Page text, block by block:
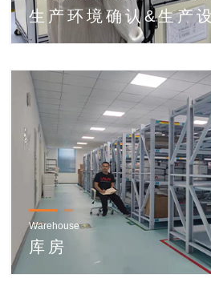
生产环境确认&生产
Warehouse
库房